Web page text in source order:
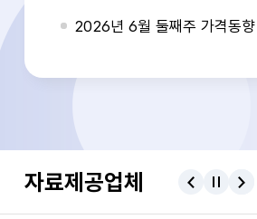
2026년 6월 둘째주 가격동향
자료제공업체